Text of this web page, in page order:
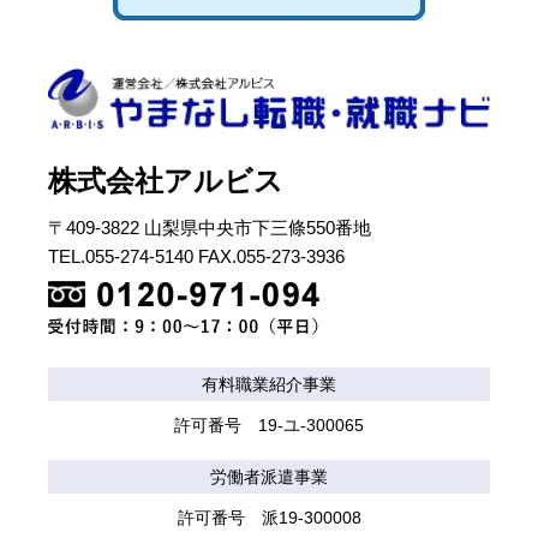
株式会社アルビス
〒409-3822 山梨県中央市下三條550番地
TEL.055-274-5140 FAX.055-273-3936
有料職業紹介事業
許可番号 19-ユ-300065
労働者派遣事業
許可番号 派19-300008